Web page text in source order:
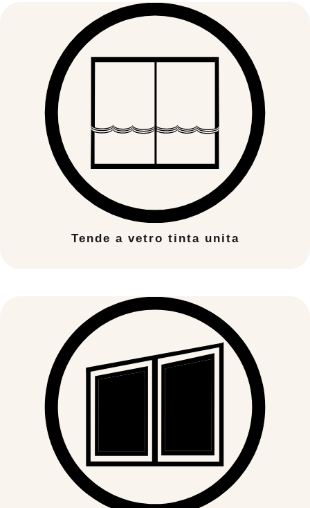
Tende a vetro tinta unita